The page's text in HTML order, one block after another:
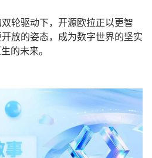
轮驱动下，开源欧拉正以更智
放的姿态，成为数字世界的坚实
的未来。